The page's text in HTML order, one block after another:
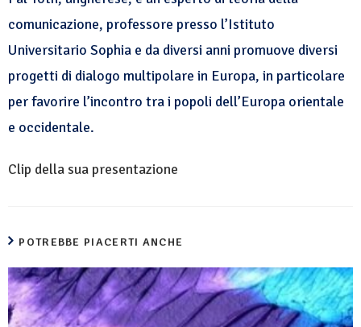
comunicazione, professore presso l’Istituto
Universitario Sophia e da diversi anni promuove diversi
progetti di dialogo multipolare in Europa, in particolare
per favorire l’incontro tra i popoli dell’Europa orientale
e occidentale.
Clip della sua presentazione
POTREBBE PIACERTI ANCHE